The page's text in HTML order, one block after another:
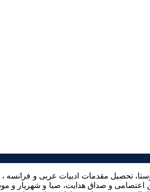
تحصیل مقدمات ادبیات عربی و فرانسه
اعتصامی و صداق هدایت، صبا و شهریار و